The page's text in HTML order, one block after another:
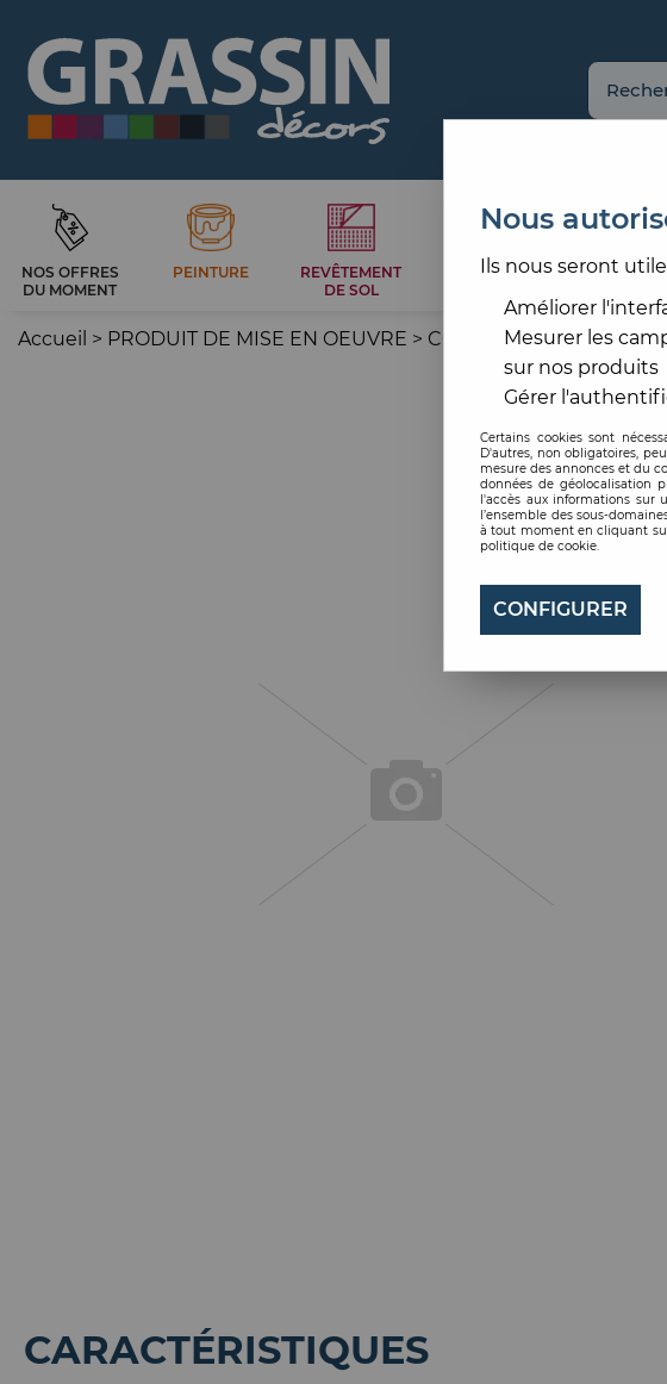
NOS OFFRES
DU MOMENT
PEINTURE
REVÊTEMENT
DE SOL
CARRELAGE
Accueil > PRODUIT DE MISE EN OEUVRE > COLLE MURALE >
CARACTÉRISTIQUES
Nous
Ils nous seront
Améliorer
Mesurer les
sur nos produits
Gérer
Certains cookies sont
D'autres, non obligatoires,
mesure des annonces et du
données de géolocalisation
l'accès aux informations sur
l’ensemble des sous-
à tout moment en cliquant
politique de cookie.
CONFIGURER